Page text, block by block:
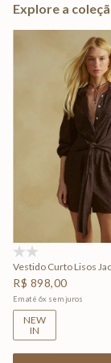
Explore a
Vestido Curto Lisos
R$ 898,00
Em até 6x sem juros
NEW
IN